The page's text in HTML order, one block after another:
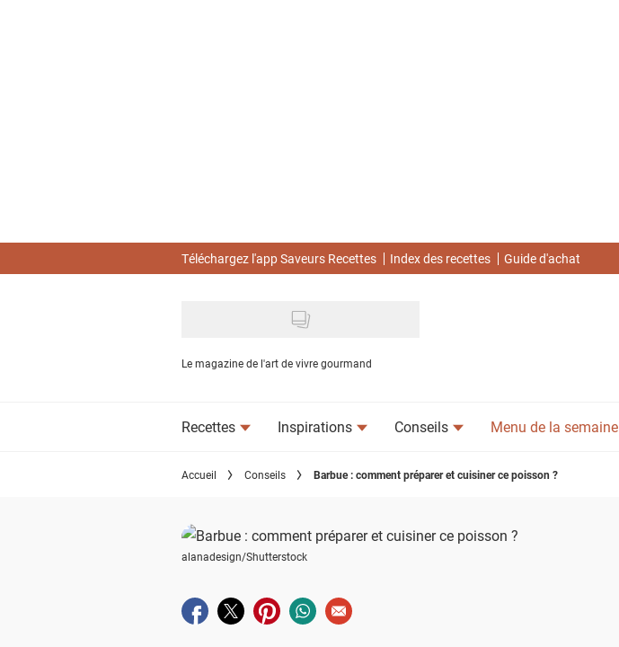
Téléchargez l'app Saveurs Recettes Index des recettes Guide d'achat
Le magazine de l'art de vivre gourmand
Recettes Inspirations Conseils Menu de la semaine
Accueil Conseils Barbue : comment préparer et cuisiner ce poisson ?
alanadesign/Shutterstock
Partager sur facebook
Partager sur twitter
Partager sur pinterest
Partager sur whatsapp
Envoyer à un ami